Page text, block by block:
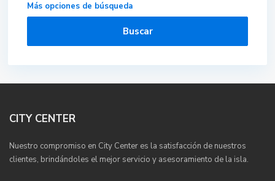
Más opciones de búsqueda
Buscar
CITY CENTER
Nuestro compromiso en City Center es la satisfacción de nuestros
clientes, brindándoles el mejor servicio y asesoramiento de la isla.